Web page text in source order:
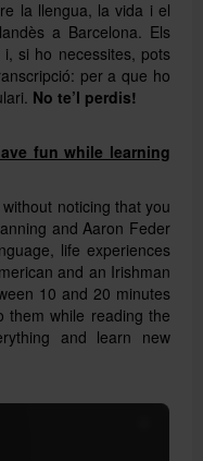
la llengua, la vida i el
a Barcelona. Els
si ho necessites, pots
per a que ho
No te’l perdis!
fun while learning
noticing that you
and Aaron Feder
life experiences
and an Irishman
10 and 20 minutes
while reading the
and learn new